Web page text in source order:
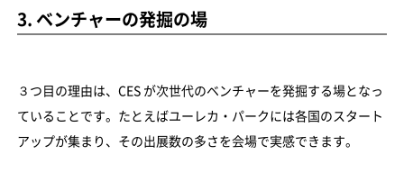
3. ベンチャーの発掘の場
３つ目の理由は、CES が次世代のベンチャーを発掘する場となっ
ていることです。たとえばユーレカ・パークには各国のスタート
アップが集まり、その出展数の多さを会場で実感できます。